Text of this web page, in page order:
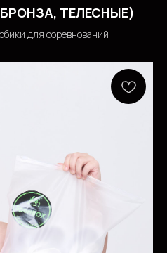
ТЕЛЕСНЫЕ)
для соревнований